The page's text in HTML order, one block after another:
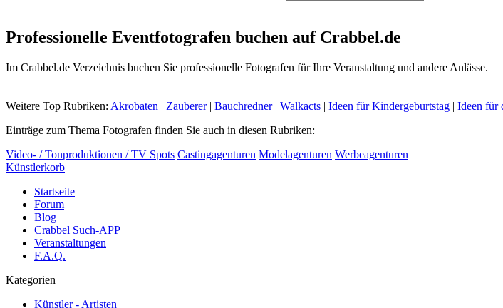
Professionelle Eventfotografen buchen auf Crabbel.de
Im Crabbel.de Verzeichnis buchen Sie professionelle Fotografen für Ihre Veranstaltung und andere Anlässe.
Weitere Top Rubriken: Akrobaten | Zauberer| Bauchredner| Walkacts | Ideen für Kindergeburtstag | Ideen für
Einträge zum Thema Fotografen finden Sie auch in diesen Rubriken:
Video- / Tonproduktionen / TV Spots Castingagenturen Modelagenturen Werbeagenturen
Künstlerkorb
Startseite
Forum
Blog
Crabbel Such-APP
Veranstaltungen
F.A.Q.
Kategorien
Künstler - Artisten